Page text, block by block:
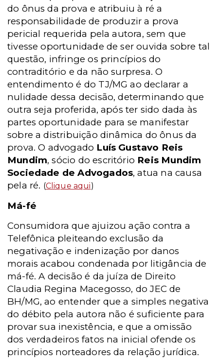
do ônus da prova e atribuiu à ré a
responsabilidade de produzir a prova
pericial requerida pela autora, sem que
tivesse oportunidade de ser ouvida sobre tal
questão, infringe os princípios do
contraditório e da não surpresa. O
entendimento é do TJ/MG ao declarar a
nulidade dessa decisão, determinando que
outra seja proferida, após ter sido dada às
partes oportunidade para se manifestar
sobre a distribuição dinâmica do ônus da
prova. O advogado Luís Gustavo Reis
Mundim, sócio do escritório Reis Mundim
Sociedade de Advogados, atua na causa
pela ré. (Clique aqui)
Má-fé
Consumidora que ajuizou ação contra a
Telefônica pleiteando exclusão da
negativação e indenização por danos
morais acabou condenada por litigância de
má-fé. A decisão é da juíza de Direito
Claudia Regina Macegosso, do JEC de
BH/MG, ao entender que a simples negativa
do débito pela autora não é suficiente para
provar sua inexistência, e que a omissão
dos verdadeiros fatos na inicial ofende os
princípios norteadores da relação jurídica.